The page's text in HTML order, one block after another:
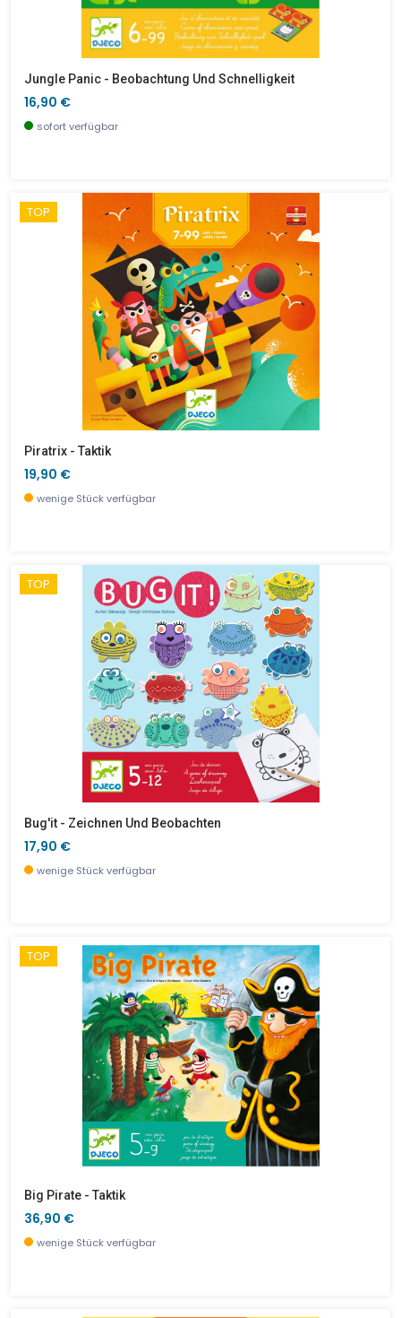
Jungle Panic - Beobachtung Und Schnelligkeit
16,90 €
sofort verfügbar
TOP
Piratrix - Taktik
19,90 €
wenige Stück verfügbar
TOP
Bug'it - Zeichnen Und Beobachten
17,90 €
wenige Stück verfügbar
TOP
Big Pirate - Taktik
36,90 €
wenige Stück verfügbar